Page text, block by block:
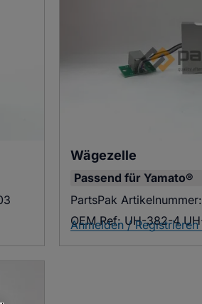
Wägezelle
Passend für Yamato®
PartsPak Artikelnummer:
OEM Ref: UH-382-4
Anmelden /